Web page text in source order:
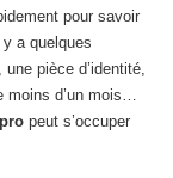
pour savoir
a quelques
pièce d’identité,
moins d’un mois…
peut s’occuper